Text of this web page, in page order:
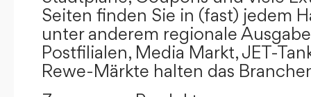
Seiten finden Sie in (fast) jedem
unter anderem regionale
Postfilialen, Media Markt, JET-
Rewe-Märkte halten das